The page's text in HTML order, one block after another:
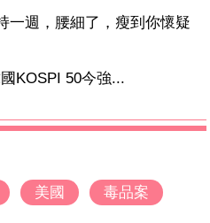
一週，腰細了，瘦到你懷疑
KOSPI 50今強...
美國 毒品案